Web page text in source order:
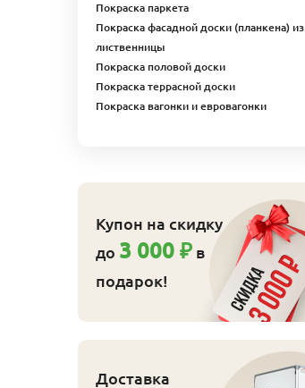
Покраска паркета
Покраска фасадной доски (планкена) из
лиственницы
Покраска половой доски
Покраска террасной доски
Покраска вагонки и евровагонки
Купон на скидку
до 3 000 ₽ в
подарок!
Доставка